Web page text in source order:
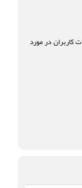
کاربران در مورد